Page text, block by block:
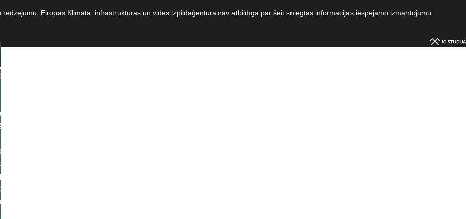
Eiropas Klimata, infrastruktūras un vides izpildaģentūra nav atbildīga par šeit sniegtās informācijas iespējamo izmantojumu.​